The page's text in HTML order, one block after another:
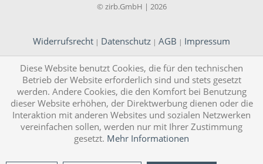
© zirb.GmbH | 2026
Widerrufsrecht | Datenschutz | AGB | Impressum
Diese Website benutzt Cookies, die für den technischen
Betrieb der Website erforderlich sind und stets gesetzt
werden. Andere Cookies, die den Komfort bei Benutzung
dieser Website erhöhen, der Direktwerbung dienen oder die
Interaktion mit anderen Websites und sozialen Netzwerken
vereinfachen sollen, werden nur mit Ihrer Zustimmung
gesetzt. Mehr Informationen